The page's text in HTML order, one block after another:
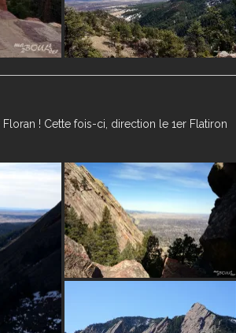
! Cette fois-ci, direction le 1er Flatiron